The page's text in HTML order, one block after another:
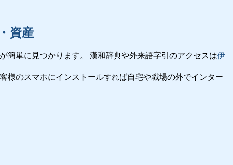
資産
簡単に見つかります。 漢和辞典や外来語字引のアクセスは伊
様のスマホにインストールすれば自宅や職場の外でインター